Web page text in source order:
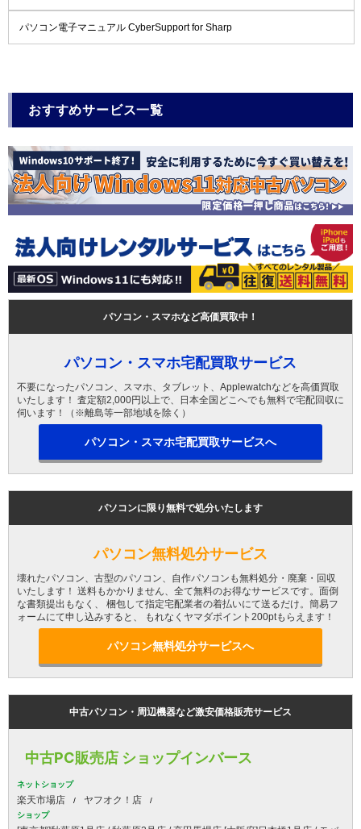
パソコン電子マニュアル CyberSupport for Sharp
おすすめサービス一覧
パソコン・スマホなど高価買取中！
パソコン・スマホ宅配買取サービス
不要になったパソコン、スマホ、タブレット、Applewatchなどを高価買取
いたします！ 査定額2,000円以上で、日本全国どこへでも無料で宅配回収に
伺います！（※離島等一部地域を除く）
パソコン・スマホ宅配買取サービスへ
パソコンに限り無料で処分いたします
パソコン無料処分サービス
壊れたパソコン、古型のパソコン、自作パソコンも無料処分・廃棄・回収
いたします！ 送料もかかりません、全て無料のお得なサービスです。面倒
な書類提出もなく、 梱包して指定宅配業者の着払いにて送るだけ。簡易フ
ォームにて申し込みすると、 もれなくヤマダポイント200ptもらえます！
パソコン無料処分サービスへ
中古パソコン・周辺機器など激安価格販売サービス
中古PC販売店 ショップインバース
ネットショップ
楽天市場店 ヤフオク！店
ショップ